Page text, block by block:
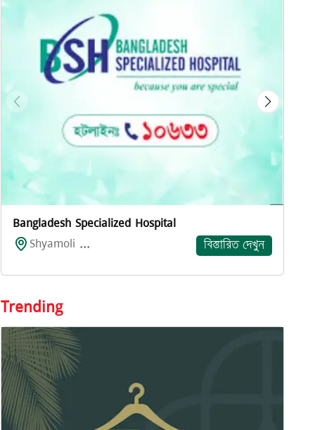
Bangladesh Specialized Hospital
Shyamoli ...
বিস্তারিত দেখুন
Trending